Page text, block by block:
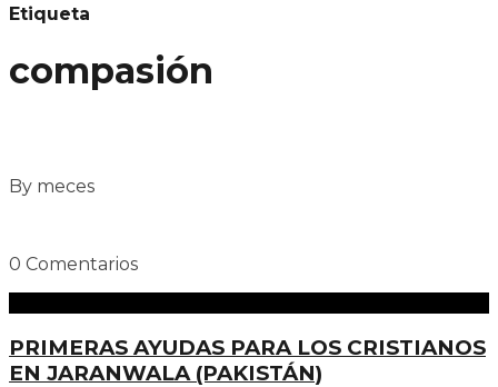
Etiqueta
compasión
By meces
0 Comentarios
PRIMERAS AYUDAS PARA LOS CRISTIANOS
EN JARANWALA (PAKISTÁN)